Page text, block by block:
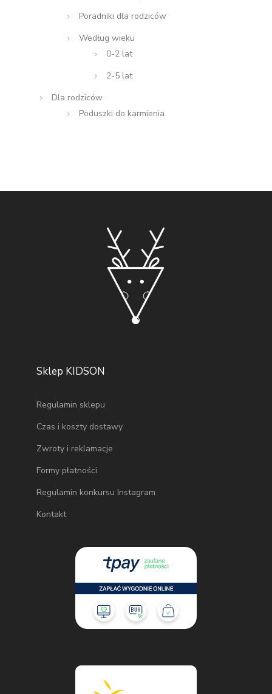
Poradniki dla rodziców
Według wieku
0-2 lat
2-5 lat
Dla rodziców
Poduszki do karmienia
Sklep KIDSON
Regulamin sklepu
Czas i koszty dostawy
Zwroty i reklamacje
Formy płatności
Regulamin konkursu Instagram
Kontakt